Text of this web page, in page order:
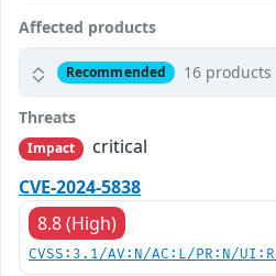
Affected products
Recommended 16 products
Threats
Impact
critical
CVE-2024-5838
8.8 (High)
CVSS:3.1/AV:N/AC:L/PR:N/